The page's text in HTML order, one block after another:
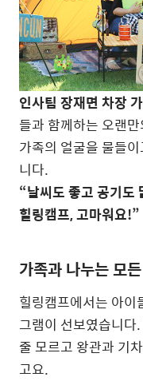
인사팀 장재면 차장
들과 함께하는 오랜
가족의 얼굴을 물들
니다.
“날씨도 좋고 공기도
힐링캠프, 고마워요!”
가족과 나누는 모
힐링캠프에서는 아이
그램이 선보였습니다
줄 모르고 왕관과 기
고요.